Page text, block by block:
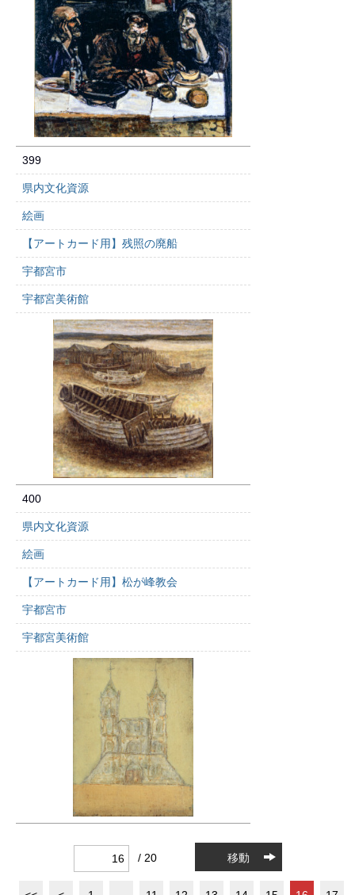
399
県内文化資源
絵画
【アートカード用】残照の廃船
宇都宮市
宇都宮美術館
400
県内文化資源
絵画
【アートカード用】松が峰教会
宇都宮市
宇都宮美術館
/ 20 移動